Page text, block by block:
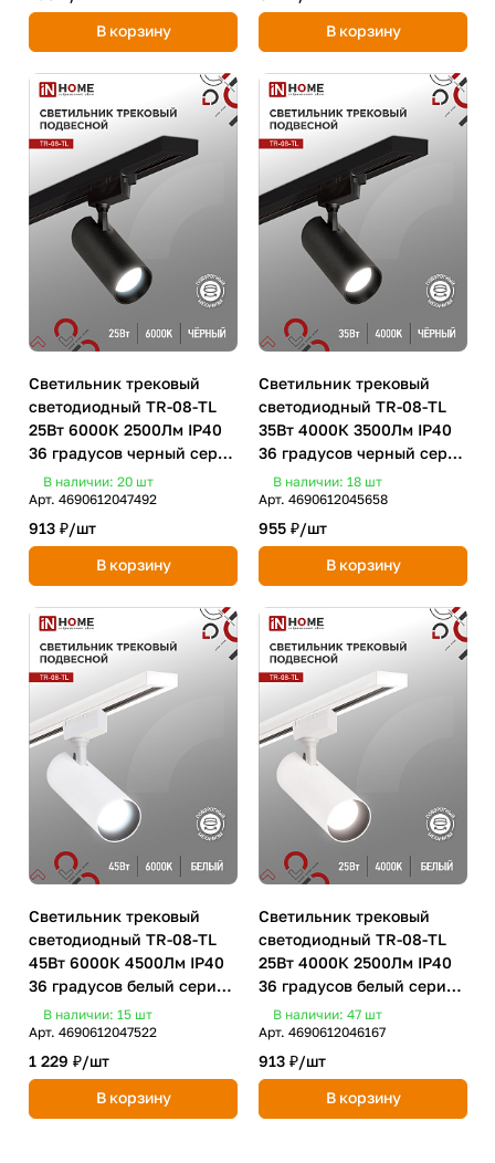
В корзину
В корзину
Светильник трековый
светодиодный TR-08-TL
25Вт 6000К 2500Лм IP40
36 градусов черный серии
TOP-LINE IN HOME
В наличии: 20 шт
Арт. 4690612047492
913 ₽/шт
В корзину
Светильник трековый
светодиодный TR-08-TL
35Вт 4000К 3500Лм IP40
36 градусов черный серии
TOP-LINE IN HOME
В наличии: 18 шт
Арт. 4690612045658
955 ₽/шт
В корзину
Светильник трековый
светодиодный TR-08-TL
45Вт 6000К 4500Лм IP40
36 градусов белый серии
TOP-LINE IN HOME
В наличии: 15 шт
Арт. 4690612047522
1 229 ₽/шт
В корзину
Светильник трековый
светодиодный TR-08-TL
25Вт 4000К 2500Лм IP40
36 градусов белый серии
TOP-LINE IN HOME
В наличии: 47 шт
Арт. 4690612046167
913 ₽/шт
В корзину